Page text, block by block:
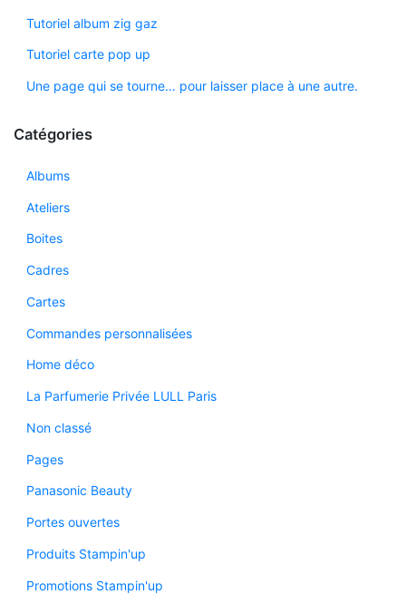
Tutoriel album zig gaz
Tutoriel carte pop up
Une page qui se tourne… pour laisser place à une autre.
Catégories
Albums
Ateliers
Boites
Cadres
Cartes
Commandes personnalisées
Home déco
La Parfumerie Privée LULL Paris
Non classé
Pages
Panasonic Beauty
Portes ouvertes
Produits Stampin'up
Promotions Stampin'up